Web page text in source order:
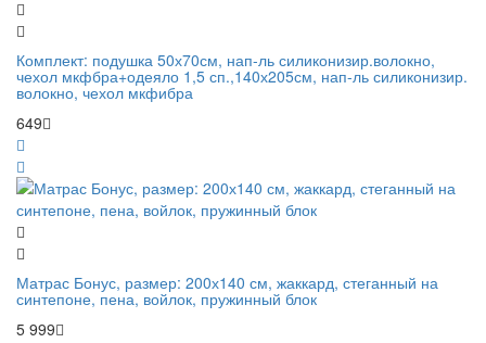
Комплект: подушка 50х70см, нап-ль силиконизир.волокно,
чехол мкфбра+одеяло 1,5 сп.,140х205см, нап-ль силиконизир.
волокно, чехол мкфибра
649
Матрас Бонус, размер: 200х140 см, жаккард, стеганный на
синтепоне, пена, войлок, пружинный блок
5 999